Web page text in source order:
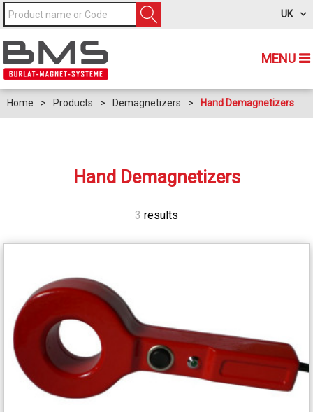
MENU
UK
Home > Products > Demagnetizers > Hand Demagnetizers
Hand Demagnetizers
3 results